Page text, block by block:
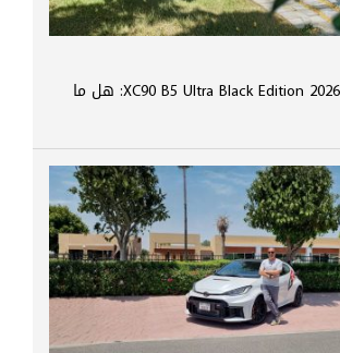
تجربة فولفو XC90 B5 Ultra Black Edition 2026: هل ما